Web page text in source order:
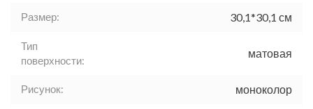
Размер: 30,1*30,1 см
Тип
поверхности:
матовая
Рисунок: моноколор